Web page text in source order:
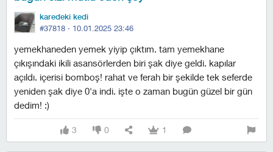
karedeki kedi
#37818 · 10.01.2025 23:46
yemekhaneden yemek yiyip çıktım. tam yemekhane
çıkışındaki ikili asansörlerden biri şak diye geldi. kapılar
açıldı. i̇çerisi bomboş! rahat ve ferah bir şekilde tek seferde
yeniden şak diye 0'a indi. i̇şte o zaman bugün güzel bir gün
dedim! :)
3 0 1